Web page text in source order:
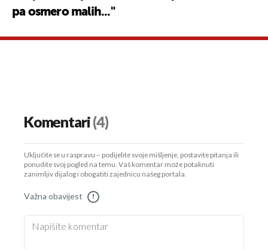
pa osmero malih..."
Komentari(4)
Uključite se u raspravu – podijelite svoje mišljenje, postavite pitanja ili
ponudite svoj pogled na temu. Vaš komentar može potaknuti
zanimljiv dijalog i obogatiti zajednicu našeg portala.
Važna obavijest !